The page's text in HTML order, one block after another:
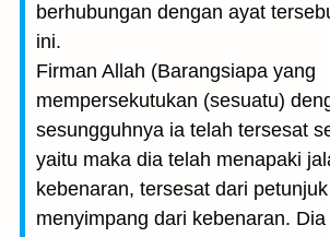
berhubungan dengan ayat
ini.
Firman Allah (Barangsiapa yang
mempersekutukan (sesuatu)
sesungguhnya ia telah tersesat
yaitu maka dia telah menapaki
kebenaran, tersesat dari
menyimpang dari kebenaran.